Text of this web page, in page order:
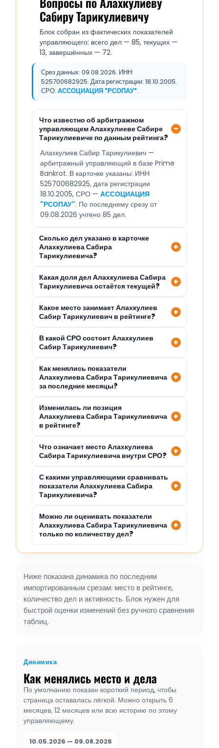
Сабиру Тарикулиевичу
Блок собран из фактических показателей
управляющего: всего дел — 85, текущих —
13, завершённых — 72.
Срез данных: 09.08.2026. ИНН:
525700682925. Дата регистрации: 18.10.2005.
СРО: АССОЦИАЦИЯ "РСОПАУ".
Что известно об арбитражном
управляющем Алахкулиеве Сабире
Тарикулиевиче по данным рейтинга?
Алахкулиев Сабир Тарикулиевич —
арбитражный управляющий в базе Prime
Bankrot. В карточке указаны: ИНН
525700682925, дата регистрации
18.10.2005, СРО — АССОЦИАЦИЯ
"РСОПАУ". По последнему срезу от
09.08.2026 учтено 85 дел.
Сколько дел указано в карточке
Алахкулиева Сабира
Тарикулиевича?
Какая доля дел Алахкулиева Сабира
Тарикулиевича остаётся текущей?
Какое место занимает Алахкулиев
Сабир Тарикулиевич в рейтинге?
В какой СРО состоит Алахкулиев
Сабир Тарикулиевич?
Как менялись показатели
Алахкулиева Сабира Тарикулиевича
за последние месяцы?
Изменилась ли позиция
Алахкулиева Сабира Тарикулиевича
в рейтинге?
Что означает место Алахкулиева
Сабира Тарикулиевича внутри СРО?
С какими управляющими сравнивать
показатели Алахкулиева Сабира
Тарикулиевича?
Можно ли оценивать показатели
Алахкулиева Сабира Тарикулиевича
только по количеству дел?
Ниже показана динамика по последним
импортированным срезам: место в рейтинге,
количество дел и активность. Блок нужен для
быстрой оценки изменений без ручного сравнения
таблиц.
Динамика
Как менялись место и дела
По умолчанию показан короткий период, чтобы
страница оставалась лёгкой. Можно открыть 6
месяцев, 12 месяцев или всю историю по этому
управляющему.
10.05.2026 — 09.08.2026